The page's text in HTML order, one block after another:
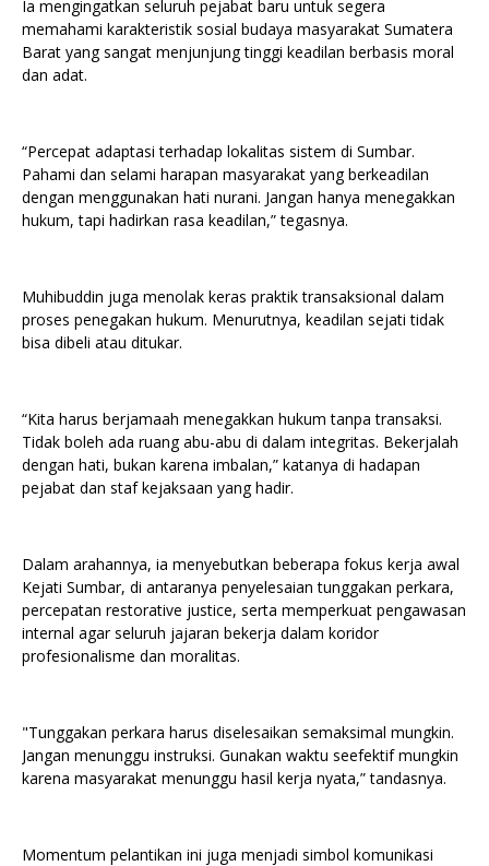
Ia mengingatkan seluruh pejabat baru untuk segera
memahami karakteristik sosial budaya masyarakat Sumatera
Barat yang sangat menjunjung tinggi keadilan berbasis moral
dan adat.
“Percepat adaptasi terhadap lokalitas sistem di Sumbar.
Pahami dan selami harapan masyarakat yang berkeadilan
dengan menggunakan hati nurani. Jangan hanya menegakkan
hukum, tapi hadirkan rasa keadilan,” tegasnya.
Muhibuddin juga menolak keras praktik transaksional dalam
proses penegakan hukum. Menurutnya, keadilan sejati tidak
bisa dibeli atau ditukar.
“Kita harus berjamaah menegakkan hukum tanpa transaksi.
Tidak boleh ada ruang abu-abu di dalam integritas. Bekerjalah
dengan hati, bukan karena imbalan,” katanya di hadapan
pejabat dan staf kejaksaan yang hadir.
Dalam arahannya, ia menyebutkan beberapa fokus kerja awal
Kejati Sumbar, di antaranya penyelesaian tunggakan perkara,
percepatan restorative justice, serta memperkuat pengawasan
internal agar seluruh jajaran bekerja dalam koridor
profesionalisme dan moralitas.
"Tunggakan perkara harus diselesaikan semaksimal mungkin.
Jangan menunggu instruksi. Gunakan waktu seefektif mungkin
karena masyarakat menunggu hasil kerja nyata,” tandasnya.
Momentum pelantikan ini juga menjadi simbol komunikasi